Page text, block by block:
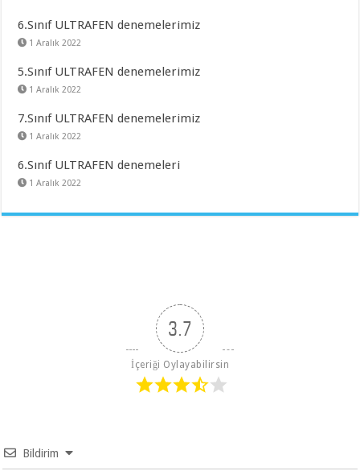
6.Sınıf ULTRAFEN denemelerimiz
1 Aralık 2022
5.Sınıf ULTRAFEN denemelerimiz
1 Aralık 2022
7.Sınıf ULTRAFEN denemelerimiz
1 Aralık 2022
6.Sınıf ULTRAFEN denemeleri
1 Aralık 2022
3.7
İçeriği Oylayabilirsin
Bildirim